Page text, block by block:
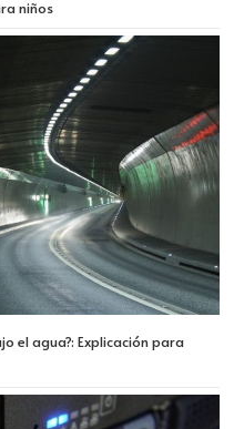
niños
el agua?: Explicación para